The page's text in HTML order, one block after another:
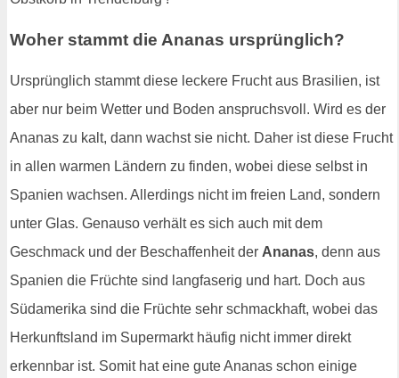
Woher stammt die Ananas ursprünglich?
Ursprünglich stammt diese leckere Frucht aus Brasilien, ist
aber nur beim Wetter und Boden anspruchsvoll. Wird es der
Ananas zu kalt, dann wachst sie nicht. Daher ist diese Frucht
in allen warmen Ländern zu finden, wobei diese selbst in
Spanien wachsen. Allerdings nicht im freien Land, sondern
unter Glas. Genauso verhält es sich auch mit dem
Geschmack und der Beschaffenheit der Ananas, denn aus
Spanien die Früchte sind langfaserig und hart. Doch aus
Südamerika sind die Früchte sehr schmackhaft, wobei das
Herkunftsland im Supermarkt häufig nicht immer direkt
erkennbar ist. Somit hat eine gute Ananas schon einige